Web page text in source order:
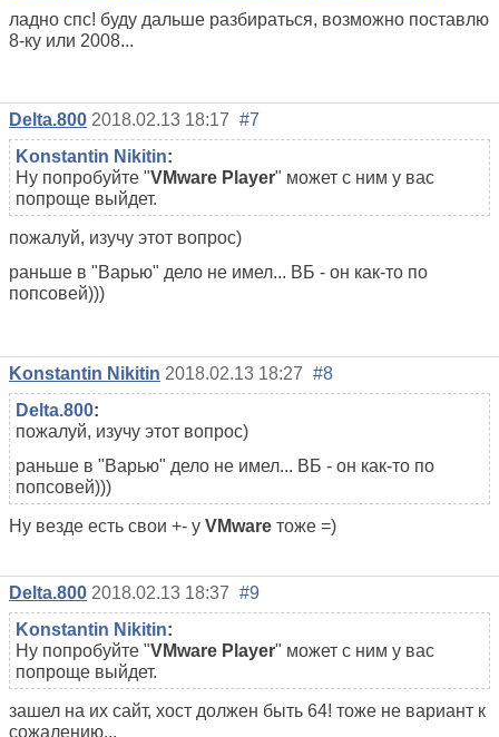
ладно спс! буду дальше разбираться, возможно поставлю
8-ку или 2008...
Delta.800 2018.02.13 18:17 #7
Konstantin Nikitin:
Ну попробуйте "VMware Player" может с ним у вас
попроще выйдет.
пожалуй, изучу этот вопрос)
раньше в "Варью" дело не имел... ВБ - он как-то по
попсовей)))
Konstantin Nikitin 2018.02.13 18:27 #8
Delta.800:
пожалуй, изучу этот вопрос)
раньше в "Варью" дело не имел... ВБ - он как-то по
попсовей)))
Ну везде есть свои +- у VMware тоже =)
Delta.800 2018.02.13 18:37 #9
Konstantin Nikitin:
Ну попробуйте "VMware Player" может с ним у вас
попроще выйдет.
зашел на их сайт, хост должен быть 64! тоже не вариант к
сожалению...